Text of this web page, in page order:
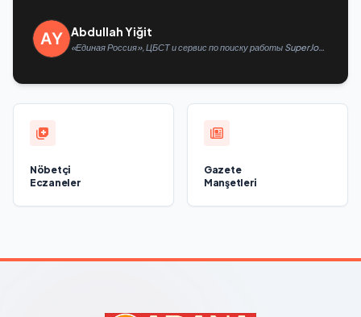
Abdullah Yiğit
«Единая Россия», ЦБСТ и сервис по поиску работы SuperJob
Nöbetçi
Eczaneler
Gazete
Manşetleri